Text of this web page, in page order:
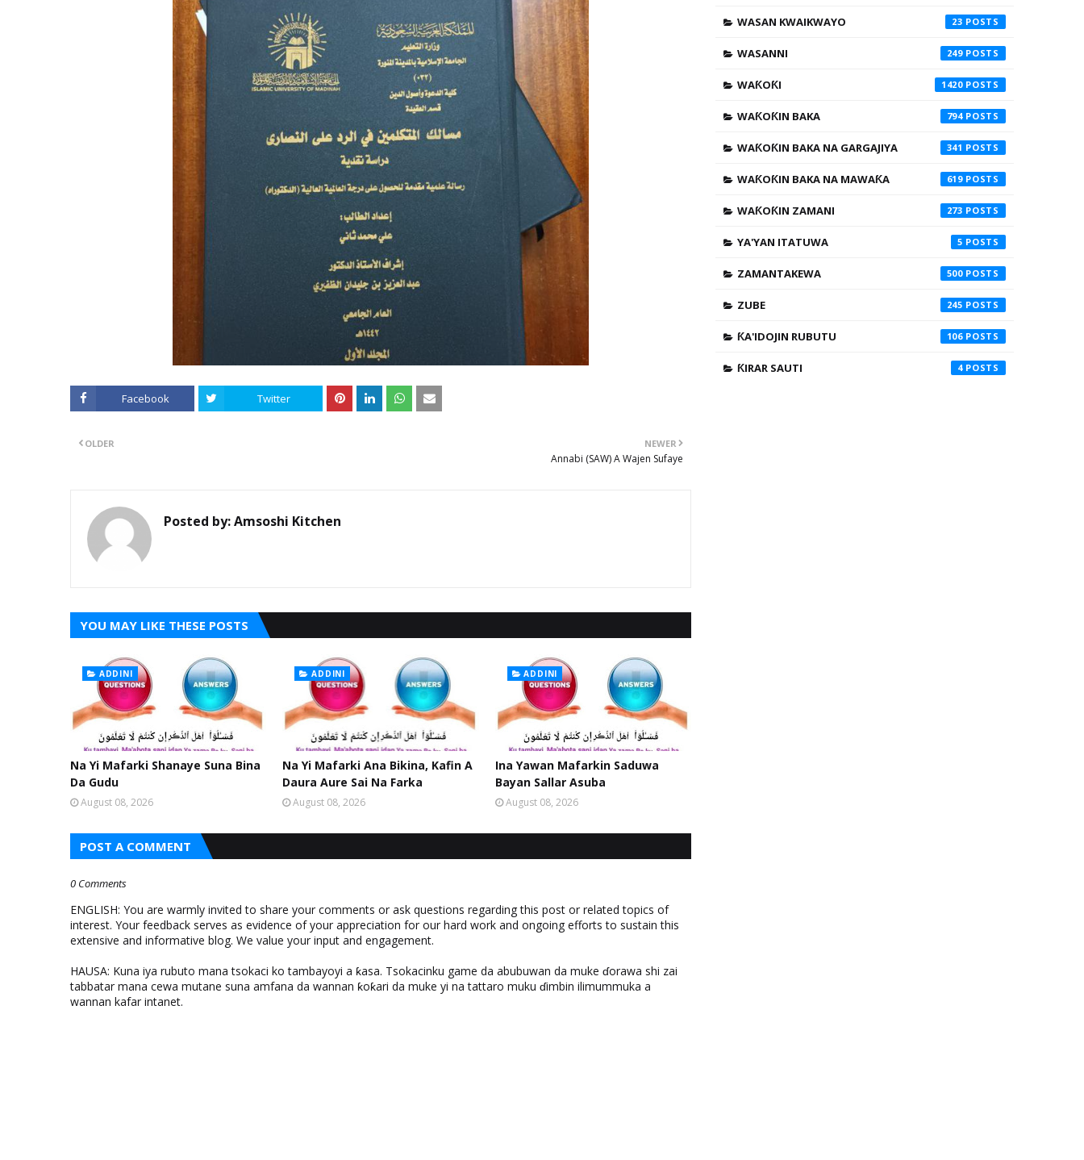
Facebook Twitter
NEWER
Annabi (SAW) A Wajen Sufaye
OLDER
Posted by:Amsoshi Kitchen
YOU MAY LIKE THESE POSTS
ADDINI
Na Yi Mafarki Shanaye Suna Bina
Da Gudu
August 08, 2026
ADDINI
Na Yi Mafarki Ana Bikina, Kafin A
Daura Aure Sai Na Farka
August 08, 2026
ADDINI
Ina Yawan Mafarkin Saduwa
Bayan Sallar Asuba
August 08, 2026
POST A COMMENT
0 Comments
ENGLISH: You are warmly invited to share your comments or ask questions regarding this post or related topics of
interest. Your feedback serves as evidence of your appreciation for our hard work and ongoing efforts to sustain this
extensive and informative blog. We value your input and engagement.
HAUSA: Kuna iya rubuto mana tsokaci ko tambayoyi a ƙasa. Tsokacinku game da abubuwan da muke ɗorawa shi zai
tabbatar mana cewa mutane suna amfana da wannan ƙoƙari da muke yi na tattaro muku ɗimbin ilimummuka a
wannan kafar intanet.
WASAN KWAIKWAYO 23
WASANNI 249
WAƘOƘI 1420
WAƘOƘIN BAKA 794
WAƘOƘIN BAKA NA GARGAJIYA 341
WAƘOƘIN BAKA NA MAWAƘA 619
WAƘOƘIN ZAMANI 273
YA'YAN ITATUWA 5
ZAMANTAKEWA 500
ZUBE 245
ƘA'IDOJIN RUBUTU 106
ƘIRAR SAUTI 4